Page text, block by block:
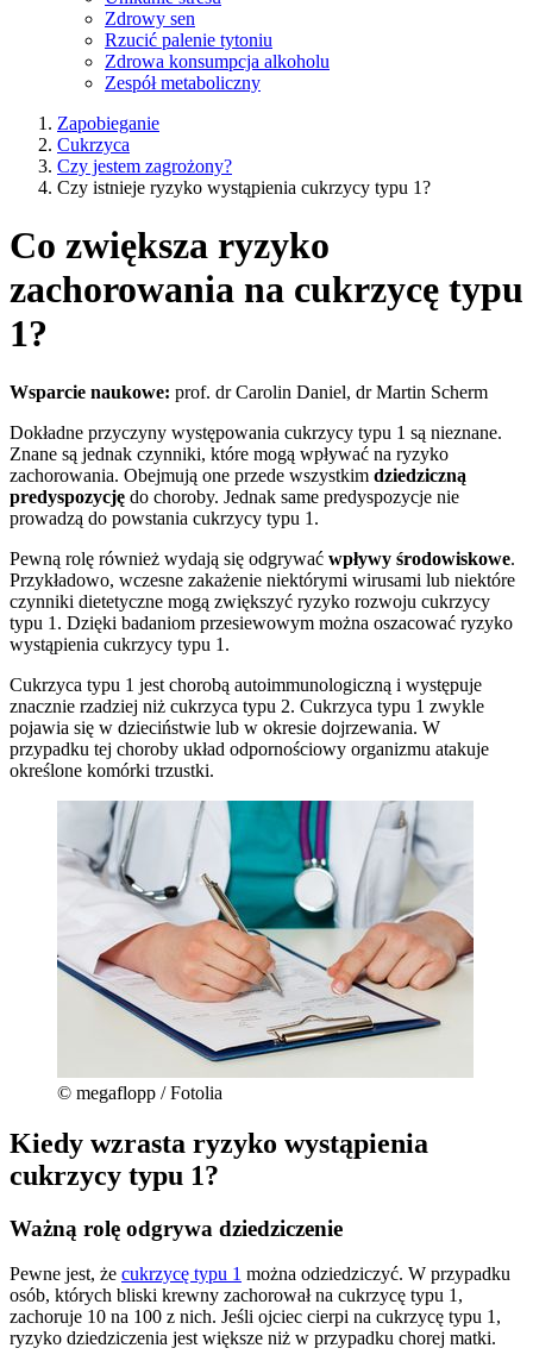
Zdrowy sen
Rzucić palenie tytoniu
Zdrowa konsumpcja alkoholu
Zespół metaboliczny
Zapobieganie
Cukrzyca
Czy jestem zagrożony?
Czy istnieje ryzyko wystąpienia cukrzycy typu 1?
Co zwiększa ryzyko
zachorowania na cukrzycę typu
1?
Wsparcie naukowe: prof. dr Carolin Daniel, dr Martin Scherm
Dokładne przyczyny występowania cukrzycy typu 1 są nieznane.
Znane są jednak czynniki, które mogą wpływać na ryzyko
zachorowania. Obejmują one przede wszystkim dziedziczną
predyspozycję do choroby. Jednak same predyspozycje nie
prowadzą do powstania cukrzycy typu 1.
Pewną rolę również wydają się odgrywać wpływy środowiskowe.
Przykładowo, wczesne zakażenie niektórymi wirusami lub niektóre
czynniki dietetyczne mogą zwiększyć ryzyko rozwoju cukrzycy
typu 1. Dzięki badaniom przesiewowym można oszacować ryzyko
wystąpienia cukrzycy typu 1.
Cukrzyca typu 1 jest chorobą autoimmunologiczną i występuje
znacznie rzadziej niż cukrzyca typu 2. Cukrzyca typu 1 zwykle
pojawia się w dzieciństwie lub w okresie dojrzewania. W
przypadku tej choroby układ odpornościowy organizmu atakuje
określone komórki trzustki.
© megaflopp / Fotolia
Kiedy wzrasta ryzyko wystąpienia
cukrzycy typu 1?
Ważną rolę odgrywa dziedziczenie
Pewne jest, że cukrzycę typu 1 można odziedziczyć. W przypadku
osób, których bliski krewny zachorował na cukrzycę typu 1,
zachoruje 10 na 100 z nich. Jeśli ojciec cierpi na cukrzycę typu 1,
ryzyko dziedziczenia jest większe niż w przypadku chorej matki.